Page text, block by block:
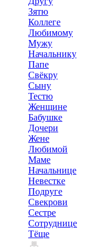
Зятю
Коллеге
Любимому
Мужу
Начальнику
Папе
Свёкру
Сыну
Тестю
Женщине
Бабушке
Дочери
Жене
Любимой
Маме
Начальнице
Невестке
Подруге
Свекрови
Сестре
Сотруднице
Тёще